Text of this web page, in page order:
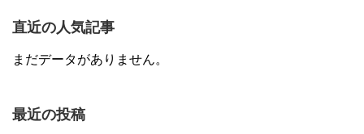
直近の人気記事
まだデータがありません。
最近の投稿